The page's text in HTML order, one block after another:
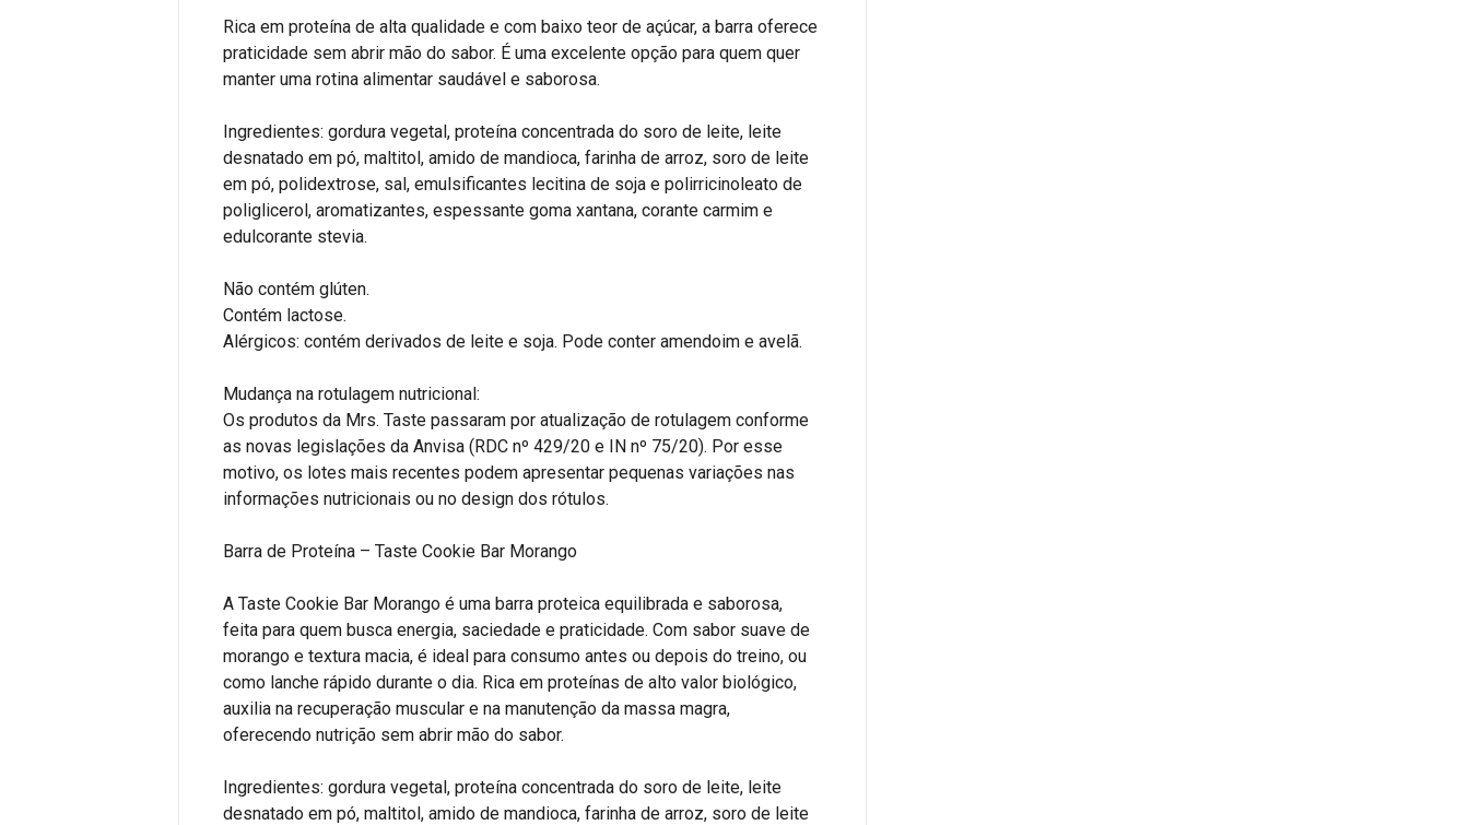
Rica em proteína de alta qualidade e com baixo teor de açúcar, a barra oferece
praticidade sem abrir mão do sabor. É uma excelente opção para quem quer
manter uma rotina alimentar saudável e saborosa.
Ingredientes: gordura vegetal, proteína concentrada do soro de leite, leite
desnatado em pó, maltitol, amido de mandioca, farinha de arroz, soro de leite
em pó, polidextrose, sal, emulsificantes lecitina de soja e polirricinoleato de
poliglicerol, aromatizantes, espessante goma xantana, corante carmim e
edulcorante stevia.
Não contém glúten.
Contém lactose.
Alérgicos: contém derivados de leite e soja. Pode conter amendoim e avelã.
Mudança na rotulagem nutricional:
Os produtos da Mrs. Taste passaram por atualização de rotulagem conforme
as novas legislações da Anvisa (RDC nº 429/20 e IN nº 75/20). Por esse
motivo, os lotes mais recentes podem apresentar pequenas variações nas
informações nutricionais ou no design dos rótulos.
Barra de Proteína – Taste Cookie Bar Morango
A Taste Cookie Bar Morango é uma barra proteica equilibrada e saborosa,
feita para quem busca energia, saciedade e praticidade. Com sabor suave de
morango e textura macia, é ideal para consumo antes ou depois do treino, ou
como lanche rápido durante o dia. Rica em proteínas de alto valor biológico,
auxilia na recuperação muscular e na manutenção da massa magra,
oferecendo nutrição sem abrir mão do sabor.
Ingredientes: gordura vegetal, proteína concentrada do soro de leite, leite
desnatado em pó, maltitol, amido de mandioca, farinha de arroz, soro de leite